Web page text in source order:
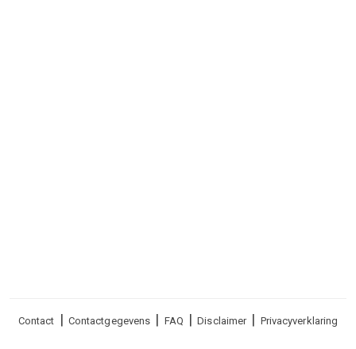
Voet
Contact Contactgegevens FAQ Disclaimer Privacyverklaring